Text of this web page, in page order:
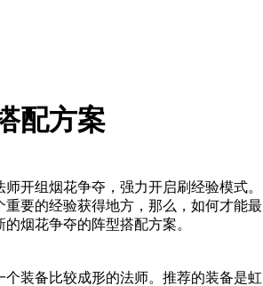
配方案
开组烟花争夺，强力开启刷经验模式。
要的经验获得地方，那么，如何才能最
烟花争夺的阵型搭配方案。
装备比较成形的法师。推荐的装备是虹